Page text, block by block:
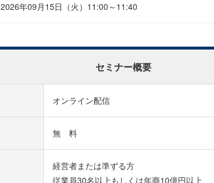
2026年09月15日（火）11:00～11:40
セミナー概要
オンライン配信
無 料
経営者または準ずる方
従業員30名以上もしくは年商10億円以上